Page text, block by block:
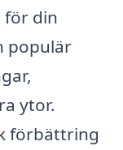
för din
populär
ytor.
förbättring